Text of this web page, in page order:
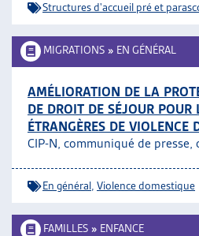
Structures d'accueil pré et
MIGRATIONS » EN GÉNÉRAL
AMÉLIORATION DE LA
DE DROIT DE SÉJOUR POUR
ÉTRANGÈRES DE VIOLENCE
CIP-N, communiqué de presse,
En général Violence domestique
FAMILLES » ENFANCE